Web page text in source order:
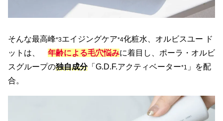
そんな最高峰*3エイジングケア*4化粧水、オルビスユー ド
ットは、 年齢による毛穴悩みに着目し、ポーラ・オルビ
スグループの独自成分「G.D.F.アクティベーター*1 」を配
合。